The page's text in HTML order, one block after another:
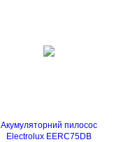
Акумуляторний пилосос
Electrolux EERC75DB